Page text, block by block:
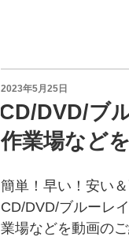
投
稿
日:
2023年5月25日
CD/DVD/ブ
作業場など
簡単！早い！安い
CD/DVD/ブルーレ
業場などを動画の